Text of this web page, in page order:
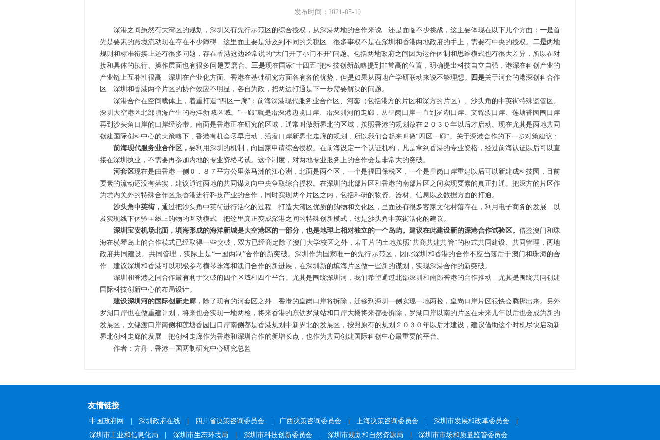
发布时间：2021-05-10
深港之间虽然有大湾区的规划，深圳又有先行示范区的综合授权，从深港两地的合作来说，还是面临不少挑战，这主要体现在以下几个方面： 一是首
先是要素的跨境流动现在存在不少障碍，这里面主要是涉及到不同的关税区，很多事权不是在深圳和香港两地政府的手上，需要有中央的授权。 二是两地
规则和标准衔接上还有很多问题，存在香港这边经常说的“大门开了小门不开”问题。包括两地政府之间因为运作体制和思维模式也有很大差异，所以在对
接和具体的执行、操作层面也有很多问题要磨合。 三是现在国家“十四五”把科技创新战略提到非常高的位置，明确提出科技自立自强，港深在科创产业的
产业链上互补性很高，深圳在产业化方面、香港在基础研究方面各有各的优势，但是如果从两地产学研联动来说不够理想。
四是关于河套的港深创科合作
区，深圳和香港两个片区的协作效应不明显，各自为政，把两边打通是下一步需要解决的问题。
深港合作在空间载体上，着重打造“四区一廊”：前海深港现代服务业合作区、河套（包括港方的片区和深方的片区）、沙头角的中英街特殊监管区、
深圳大空港区北部填海产生的海洋新城区域。“一廊”就是沿深港边境口岸、沿深圳河的走廊，从皇岗口岸一直到罗湖口岸、文锦渡口岸、莲塘香园围口岸
再到沙头角口岸的口岸经济带。南面是香港正在研究的区域，通常叫做新界北的区域，按照香港的规划放在２０３０年以后才启动。现在尤其是两地共同
创建国际创科中心的大策略下，香港有机会尽早启动，沿着口岸新界北走廊的规划，所以我们合起来叫做“四区一廊”。关于深港合作的下一步对策建议：
前海现代服务业合作区， 要利用深圳的机制，向国家申请综合授权。在前海设定一个认证机构，凡是拿到香港的专业资格，经过前海认证以后可以直
接在深圳执业，不需要再参加内地的专业资格考试。这个制度，对两地专业服务上的合作会是非常大的突破。
河套区现在是由香港一侧０．８７平方公里落马洲的江心洲，北面是两个区，一个是福田保税区，一个是皇岗口岸重建以后可以新建成科技园，目前
要素的流动还没有落实，建议通过两地的共同谋划向中央争取综合授权。在深圳的北部片区和香港的南部片区之间实现要素的真正打通。把深方的片区作
为境内关外的特殊合作区跟香港进行科技产业的合作，同时实现两个片区之内，包括科研的物资、器材、信息以及数据方面的打通。
沙头角中英街， 通过把沙头角中英街进行活化的过程，打造大湾区优质的购物和文化区，里面还有很多客家文化村落存在，利用电子商务的发展，以
及实现线下体验＋线上购物的互动模式，把这里真正变成深港之间的特殊创新模式，这是沙头角中英街活化的建议。
深圳宝安机场北面，填海形成的海洋新城是大空港区的一部分，也是地理上相对独立的一个岛屿。建议在此建设新的深港合作试验区。 借鉴澳门和珠
海在横琴岛上的合作模式已经取得一些突破，双方已经商定除了澳门大学校区之外，若干片的土地按照“共商共建共管”的模式共同建设、共同管理，两地
政府共同建设、共同管理，实际上是“一国两制”合作的新突破。深圳作为国家唯一的先行示范区，因此深圳和香港的合作不应当落后于澳门和珠海的合
作，建议深圳和香港可以积极参考横琴珠海和澳门合作的新进展，在深圳新的填海片区做一些新的谋划，实现深港合作的新突破。
深圳和香港之间合作最有利于突破的四个区域和四个平台。尤其是围绕深圳河，我们希望通过北部深圳和南部香港的合作推动，尤其是围绕共同创建
国际科技创新中心的布局设计。
建设深圳河的国际创新走廊 ，除了现有的河套区之外，香港的皇岗口岸将拆除，迁移到深圳一侧实现一地两检，皇岗口岸片区很快会腾挪出来。另外
罗湖口岸也在做重建计划，将来也会实现一地两检，将来香港的东铁罗湖站和口岸大楼将来都会拆除，罗湖口岸以南的片区在未来几年以后也会成为新的
发展区，文锦渡口岸南侧和莲塘香园围口岸南侧都是香港规划中新界北的发展区，按照原有的规划２０３０年以后才建设，建议借助这个时机尽快启动新
界北创科走廊的发展，把创科走廊作为香港和深圳合作的新增长点，也作为共同创建国际科创中心最重要的平台。
作者：方舟，香港一国两制研究中心研究总监
友情链接
中国政府网 深圳政府在线 四川省决策咨询委员会 广西决策咨询委员会 上海决策咨询委员会 深圳市发展和改革委员会
深圳市工业和信息化局
深圳市生态环境局 深圳市科技创新委员会 深圳市规划和自然资源局 深圳市市场和质量监管委员会